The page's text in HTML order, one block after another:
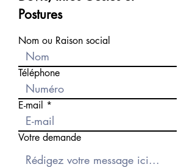
Postures
Nom ou Raison social
Téléphone
E-mail
Votre demande